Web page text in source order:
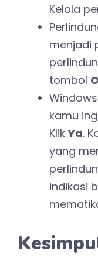
Kelola
menjadi
tombol
kamu
Klik Ya.
yang
indikasi